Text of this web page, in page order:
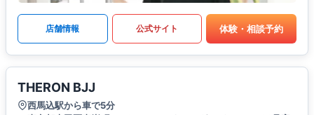
店舗情報 公式サイト 体験・相談予約
THERON BJJ
西馬込駅から車で5分